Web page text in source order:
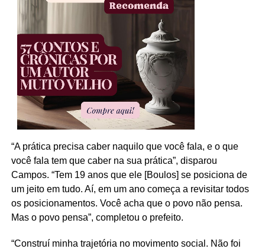
“A prática precisa caber naquilo que você fala, e o que
você fala tem que caber na sua prática”, disparou
Campos. “Tem 19 anos que ele [Boulos] se posiciona de
um jeito em tudo. Aí, em um ano começa a revisitar todos
os posicionamentos. Você acha que o povo não pensa.
Mas o povo pensa”, completou o prefeito.
“Construí minha trajetória no movimento social. Não foi